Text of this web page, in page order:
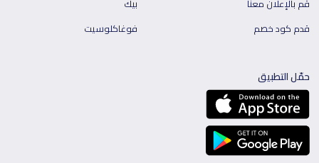
قدم كود خصم
فوغاكلوسيت
حمّل التطبيق